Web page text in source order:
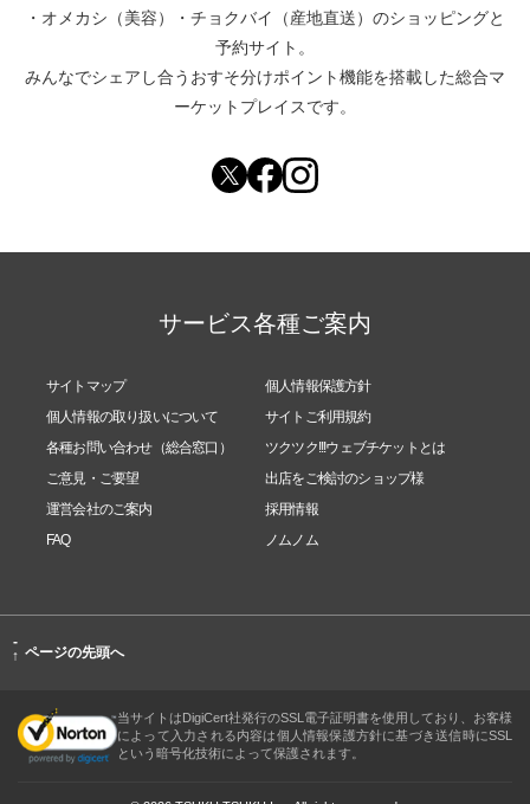
・ オメカシ（美容） ・ チョクバイ（産地直送） のショッピングと
予約サイト。
みんなでシェアし合う おすそ分けポイント機能を搭載した総合マ
ーケットプレイスです。
サービス各種ご案内
サイトマップ
個人情報保護方針
個人情報の取り扱いについて
サイトご利用規約
各種お問い合わせ（総合窓口）
ツクツク!!!ウェブチケットとは
ご意見・ご要望
出店をご検討のショップ様
運営会社のご案内
採用情報
FAQ
ノムノム
-
↑ ページの先頭へ
当サイトはDigiCert社発行のSSL電子証明書を使用しており、お客様
によって入力される内容は個人情報保護方針に基づき送信時にSSL
という暗号化技術によって保護されます。